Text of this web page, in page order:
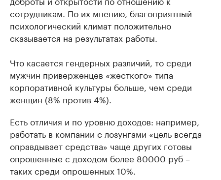
сотрудникам. По их мнению, благоприятный
психологический климат положительно
сказывается на результатах работы.
Что касается гендерных различий, то среди
мужчин приверженцев «жесткого» типа
корпоративной культуры больше, чем среди
женщин (8% против 4%).
Есть отличия и по уровню доходов: например,
работать в компании с лозунгами «цель всегда
оправдывает средства» чаще других готовы
опрошенные с доходом более 80000 руб –
таких среди опрошенных 10%.